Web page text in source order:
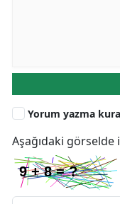
Yorum yazma
Aşağıdaki görselde